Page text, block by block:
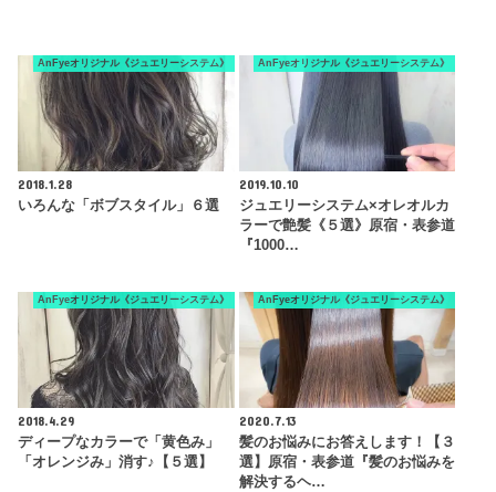
AnFyeオリジナル《ジュエリーシステム》
2018.1.28
いろんな「ボブスタイル」６選
AnFyeオリジナル《ジュエリーシステム》
2019.10.10
ジュエリーシステム×オレオルカ
ラーで艶髪《５選》原宿・表参道
『1000…
AnFyeオリジナル《ジュエリーシステム》
2018.4.29
ディープなカラーで「黄色み」
「オレンジみ」消す♪【５選】
AnFyeオリジナル《ジュエリーシステム》
2020.7.13
髪のお悩みにお答えします！【３
選】原宿・表参道『髪のお悩みを
解決するヘ…